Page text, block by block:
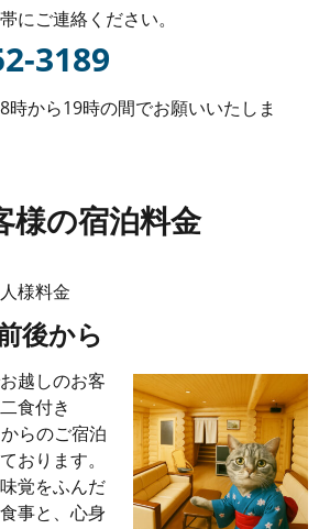
にご連絡ください。
3189
時から19時の間でお願いいたしま
様の宿泊料金
様料金
後から
越しのお客
食付き
らのご宿泊
おります。
覚をふんだ
事と、心身